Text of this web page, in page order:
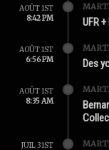
AOÛT 1ST
8:42 PM
UFR +
AOÛT 1ST
6:56 PM
Des
AOÛT 1ST
8:35 AM
JUIL 31ST